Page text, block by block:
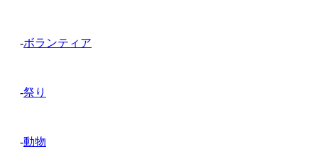
-ボランティア
-祭り
-動物